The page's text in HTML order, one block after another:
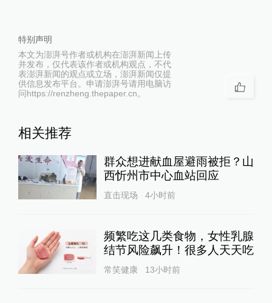
特别声明
本文为澎湃号作者或机构在澎湃新闻上传
并发布，仅代表该作者或机构观点，不代
表澎湃新闻的观点或立场，澎湃新闻仅提
供信息发布平台。申请澎湃号请用电脑访
问https://renzheng.thepaper.cn。
相关推荐
群众想进献血屋避雨被拒？山
西忻州市中心血站回应
直击现场 4小时前
频繁吃这几类食物，女性乳腺
结节风险飙升！很多人天天吃
常笑健康 13小时前